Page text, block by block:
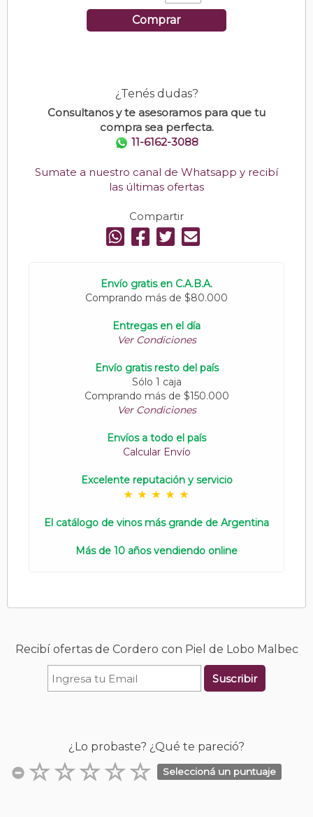
Comprar
¿Tenés dudas?
Consultanos y te asesoramos para que tu
compra sea perfecta.
11-6162-3088
Sumate a nuestro canal de Whatsapp y recibí
las últimas ofertas
Compartir
Envío gratis en C.A.B.A.
Comprando más de $80.000
Entregas en el día
Ver Condiciones
Envío gratis resto del país
Sólo 1 caja
Comprando más de $150.000
Ver Condiciones
Envíos a todo el país
Calcular Envío
Excelente reputación y servicio
El catálogo de vinos más grande de Argentina
Más de 10 años vendiendo online
Recibí ofertas de Cordero con Piel de Lobo Malbec
Suscribir
¿Lo probaste? ¿Qué te pareció?
Seleccioná un puntuaje